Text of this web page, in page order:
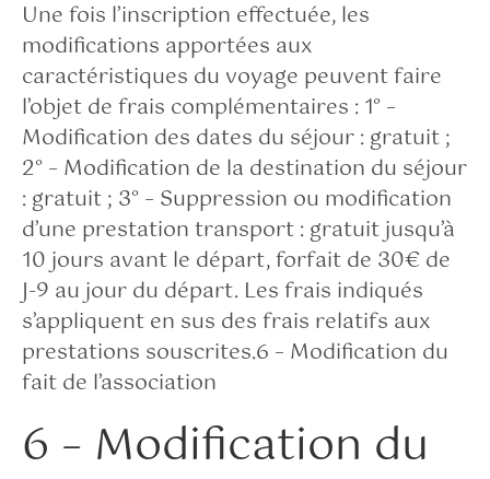
Une fois l’inscription effectuée, les
modifications apportées aux
caractéristiques du voyage peuvent faire
l’objet de frais complémentaires : 1° –
Modification des dates du séjour : gratuit ;
2° – Modification de la destination du séjour
: gratuit ; 3° – Suppression ou modification
d’une prestation transport : gratuit jusqu’à
10 jours avant le départ, forfait de 30€ de
J-9 au jour du départ. Les frais indiqués
s’appliquent en sus des frais relatifs aux
prestations souscrites.6 – Modification du
fait de l’association
6 – Modification du